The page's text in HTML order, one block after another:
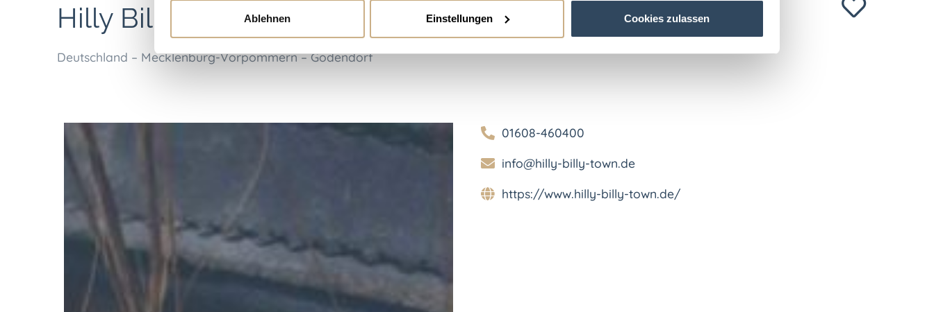
Ablehnen Einstellungen Cookies zulassen
Hilly Billy Town
Deutschland – Mecklenburg-Vorpommern – Godendorf
01608-460400
info@hilly-billy-town.de
https://www.hilly-billy-town.de/